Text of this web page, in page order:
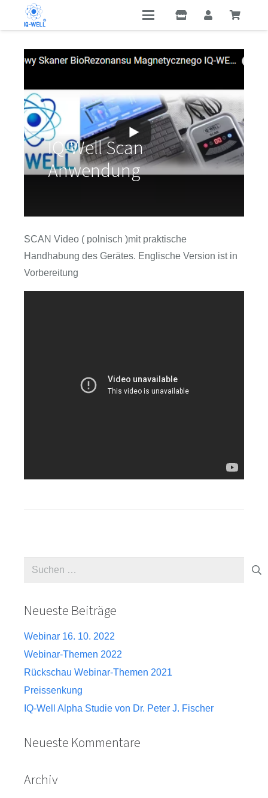
IQ-Well Scan
Anwendung
SCAN Video ( polnisch )mit praktische
Handhabung des Gerätes. Englische Version ist in
Vorbereitung
Suche
Neueste Beiträge
Webinar 16. 10. 2022
Webinar-Themen 2022
Rückschau Webinar-Themen 2021
Preissenkung
IQ-Well Alpha Studie von Dr. Peter J. Fischer
Neueste Kommentare
Archiv